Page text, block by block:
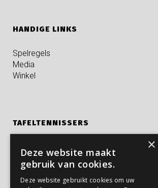
HANDIGE LINKS
Spelregels
Media
Winkel
TAFELTENNISSERS
Kampen
Privé trainingen
Verjaardagsfeestjes
×
Deze website maakt
gebruik van cookies.
Deze website gebruikt cookies om uw